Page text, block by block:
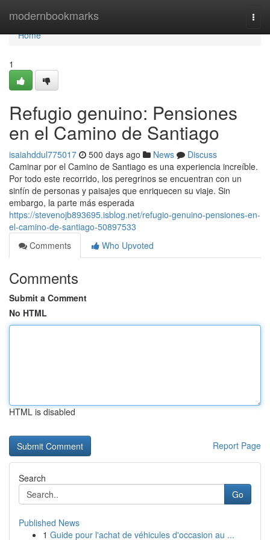
modernbookmarks
Home
Home
1
Refugio genuino: Pensiones
en el Camino de Santiago
isaiahddul775017 500 days ago News
Discuss
Caminar por el Camino de Santiago es una experiencia increíble.
Por todo este recorrido, los peregrinos se encuentran con un
sinfín de personas y paisajes que enriquecen su viaje. Sin
embargo, la parte más esperada
https://stevenojb893695.isblog.net/refugio-genuino-pensiones-en-
el-camino-de-santiago-50897533
Comments
Who Upvoted
Comments
Submit a Comment
No HTML
HTML is disabled
Report Page
Search
Go
Published News
1 Guide pour l'achat de véhicules d'occasion au ...